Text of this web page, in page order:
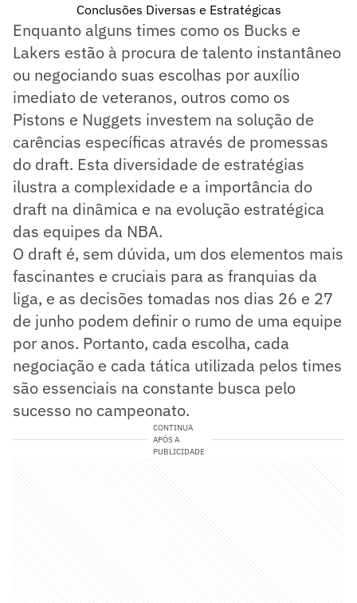
Conclusões Diversas e Estratégicas
Enquanto alguns times como os Bucks e
Lakers estão à procura de talento instantâneo
ou negociando suas escolhas por auxílio
imediato de veteranos, outros como os
Pistons e Nuggets investem na solução de
carências específicas através de promessas
do draft. Esta diversidade de estratégias
ilustra a complexidade e a importância do
draft na dinâmica e na evolução estratégica
das equipes da NBA.
O draft é, sem dúvida, um dos elementos mais
fascinantes e cruciais para as franquias da
liga, e as decisões tomadas nos dias 26 e 27
de junho podem definir o rumo de uma equipe
por anos. Portanto, cada escolha, cada
negociação e cada tática utilizada pelos times
são essenciais na constante busca pelo
sucesso no campeonato.
CONTINUA
APÓS A
PUBLICIDADE